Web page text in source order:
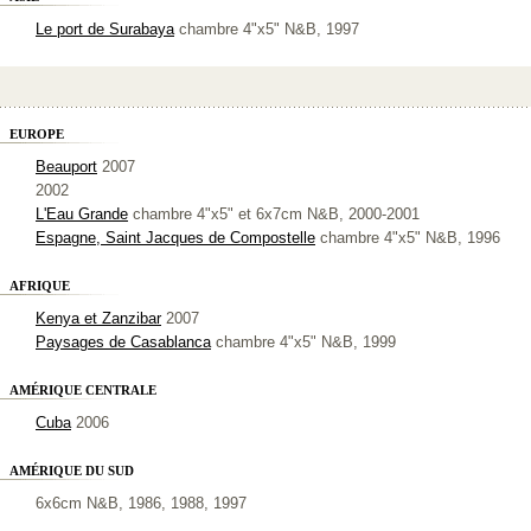
Le port de Surabayachambre 4"x5" N&B, 1997
EUROPE
Beauport 2007
2002
L'Eau Grande chambre 4"x5" et 6x7cm N&B, 2000-2001
Espagne, Saint Jacques de Compostelle chambre 4"x5" N&B, 1996
AFRIQUE
Kenya et Zanzibar2007
Paysages de Casablancachambre 4"x5" N&B, 1999
AMÉRIQUE CENTRALE
Cuba2006
AMÉRIQUE DU SUD
6x6cm N&B, 1986, 1988, 1997